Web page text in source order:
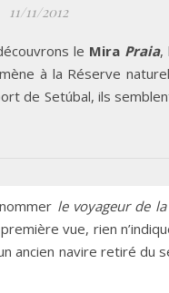
11/11/2012
le Mira Praia,
à la Réserve
de Setúbal, ils
le voyageur de
vue, rien
ancien navire retiré du